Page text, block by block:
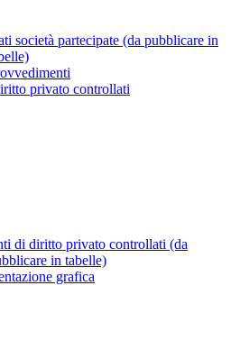
società partecipate (da pubblicare in
privato controllati
di diritto privato controllati (da
in tabelle)
grafica